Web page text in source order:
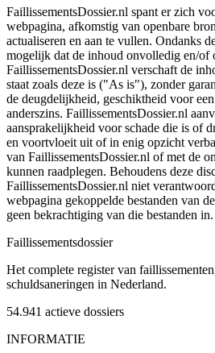
FaillissementsDossier.nl spant er zich
webpagina, afkomstig van openbare
actualiseren en aan te vullen. Ondanks
mogelijk dat de inhoud onvolledig en/of
FaillissementsDossier.nl verschaft de
staat zoals deze is ("As is"), zonder
de deugdelijkheid, geschiktheid voor
anderszins. FaillissementsDossier.nl
aansprakelijkheid voor schade die is of
en voortvloeit uit of in enig opzicht
van FaillissementsDossier.nl of met de
kunnen raadplegen. Behoudens deze
FaillissementsDossier.nl niet
webpagina gekoppelde bestanden van
geen bekrachtiging van die bestanden in.
Faillissementsdossier
Het complete register van
schuldsaneringen in Nederland.
54.941 actieve dossiers
INFORMATIE